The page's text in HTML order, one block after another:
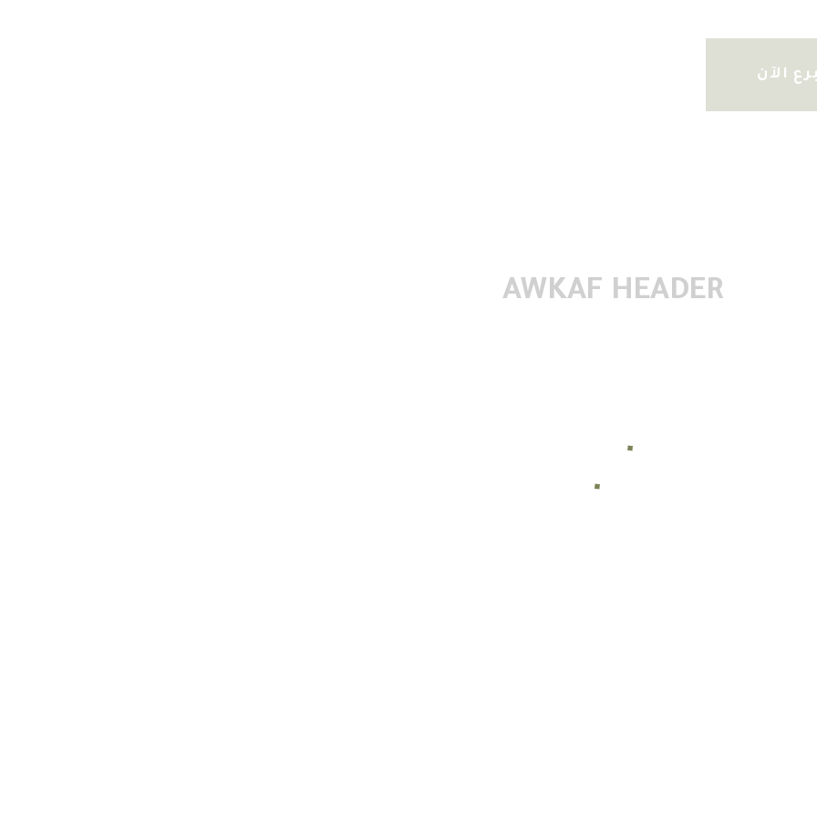
الآن
AWKAF HEADER